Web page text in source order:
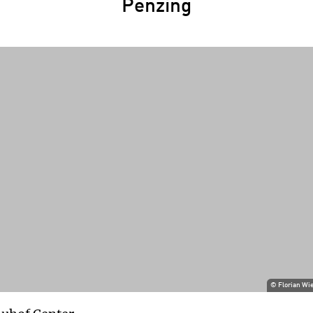
Penzing
© Florian